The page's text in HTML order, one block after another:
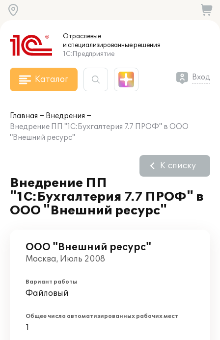
Отраслевые
и специализированныерешения
1С:Предприятие
Каталог Вход
Главная
Внедрения
Внедрение ПП "1С:Бухгалтерия 7.7 ПРОФ" в ООО
"Внешний ресурс"
Внедрение ПП
"1С:Бухгалтерия 7.7 ПРОФ" в
ООО "Внешний ресурс"
К списку
ООО "Внешний ресурс"
Москва, Июль 2008
Вариант работы
Файловый
Общее число автоматизированных рабочих мест
1